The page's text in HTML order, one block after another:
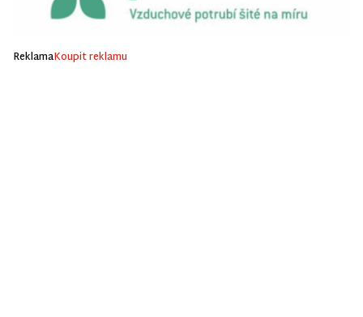
ReklamaKoupit reklamu